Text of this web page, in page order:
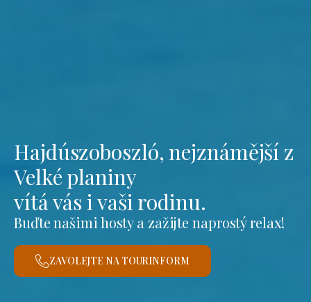
Hajdúszoboszló, nejznámější z
Velké planiny
vítá vás i vaši rodinu.
Buďte našimi hosty a zažijte naprostý relax!
ZAVOLEJTE NA TOURINFORM